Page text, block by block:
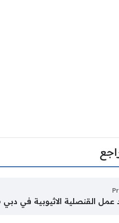
عمل القنصلية الاثيوبية في دبي 2026